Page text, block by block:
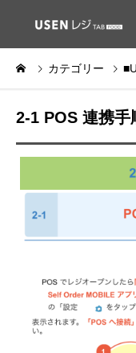
カテゴリー
2-1 POS 連携手